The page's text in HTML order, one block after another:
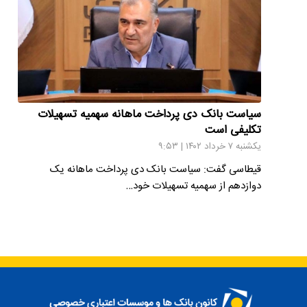
سیاست بانک دی پرداخت ماهانه سهمیه تسهیلات
تکلیفی است
یکشنبه ۷ خرداد ۱۴۰۲ | ۹:۵۳
قیطاسی گفت: سیاست بانک دی پرداخت ماهانه یک
دوازدهم از سهمیه تسهیلات خود…